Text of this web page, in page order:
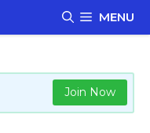
MENU
Join Now